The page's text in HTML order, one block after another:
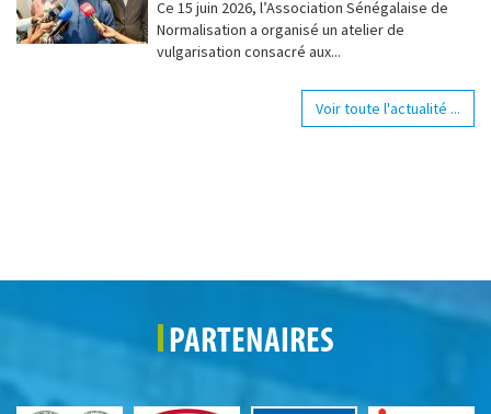
Ce 15 juin 2026, l’Association Sénégalaise de
Normalisation a organisé un atelier de
vulgarisation consacré aux...
Voir toute l'actualité ...
PARTENAIRES